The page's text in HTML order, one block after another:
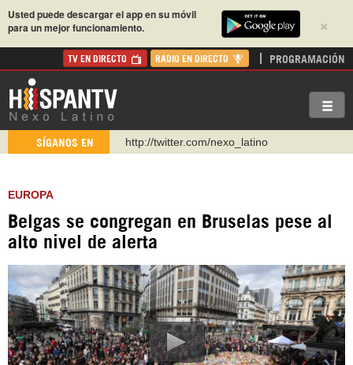
×
Usted puede descargar el app en su móvil
para un mejor funcionamiento.
TV EN DIRECTO RADIO EN DIRECTO PROGRAMACIÓN
SÍGANOS EN
http://twitter.com/nexo_latino
WhatsApp y Viber: +98 921 79 29 404
Instagram como: hispan_tv
https://www.youtube.com/@nexo_latino
EUROPA
Belgas se congregan en Bruselas pese al
alto nivel de alerta